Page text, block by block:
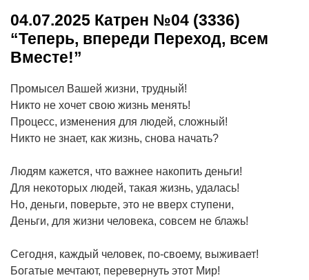
04.07.2025 Катрен №04 (3336)
“Теперь, впереди Переход, всем
Вместе!”
Промысел Вашей жизни, трудный!
Никто не хочет свою жизнь менять!
Процесс, изменения для людей, сложный!
Никто не знает, как жизнь, снова начать?
Людям кажется, что важнее накопить деньги!
Для некоторых людей, такая жизнь, удалась!
Но, деньги, поверьте, это не вверх ступени,
Деньги, для жизни человека, совсем не блажь!
Сегодня, каждый человек, по-своему, выживает!
Богатые мечтают, перевернуть этот Мир!